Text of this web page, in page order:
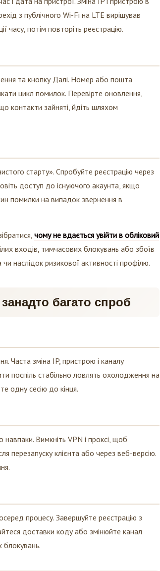
з публічного Wi-Fi на LTE вирішував
часу, потім повторіть реєстрацію.
та кнопку Далі. Номер або пошта
цикл помилок. Перевірте оновлення,
контакти зайняті, йдіть шляхом
старту». Спробуйте реєстрацію через
доступ до існуючого акаунта, якщо
помилки на випадок звернення в
чому не вдається увійти в обліковий
входів, тимчасових блокувань або збоїв
наслідок ризикової активності профілю.
багато спроб
Часта зміна IP, пристрою і каналу
поспіль стабільно ловлять охолодження на
одну сесію до кінця.
Вимкніть VPN і проксі, щоб
перезапуску клієнта або через веб-версію.
процесу. Завершуйте реєстрацію з
доставки коду або змінюйте канал